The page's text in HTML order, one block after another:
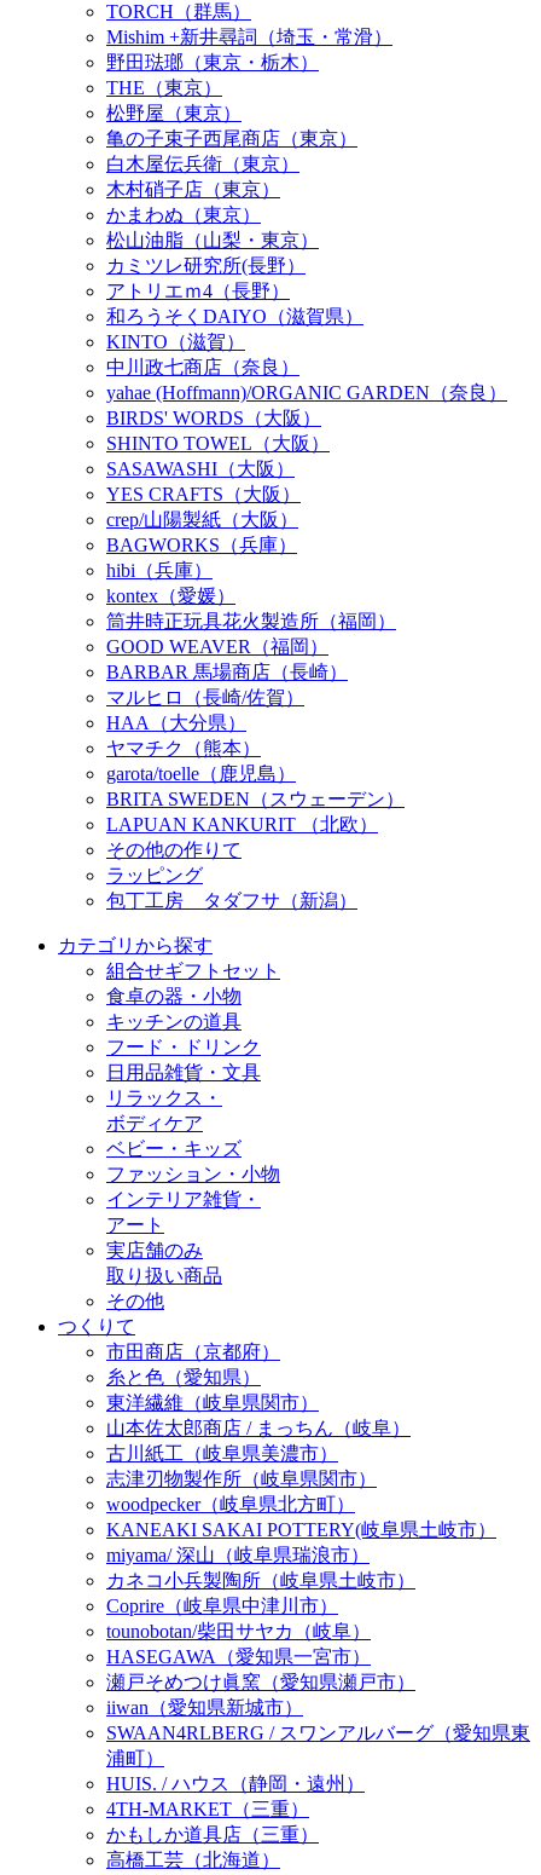
TORCH（群馬）
Mishim +新井尋詞（埼玉・常滑）
野田琺瑯（東京・栃木）
THE（東京）
松野屋（東京）
亀の子束子西尾商店（東京）
白木屋伝兵衛（東京）
木村硝子店（東京）
かまわぬ（東京）
松山油脂（山梨・東京）
カミツレ研究所(長野）
アトリエｍ4（長野）
和ろうそくDAIYO（滋賀県）
KINTO（滋賀）
中川政七商店（奈良）
yahae (Hoffmann)/ORGANIC GARDEN（奈良）
BIRDS' WORDS（大阪）
SHINTO TOWEL（大阪）
SASAWASHI（大阪）
YES CRAFTS（大阪）
crep/山陽製紙（大阪）
BAGWORKS（兵庫）
hibi（兵庫）
kontex（愛媛）
筒井時正玩具花火製造所（福岡）
GOOD WEAVER（福岡）
BARBAR 馬場商店（長崎）
マルヒロ（長崎/佐賀）
HAA（大分県）
ヤマチク（熊本）
garota/toelle（鹿児島）
BRITA SWEDEN（スウェーデン）
LAPUAN KANKURIT （北欧）
その他の作りて
ラッピング
包丁工房 タダフサ（新潟）
カテゴリから探す
組合せギフトセット
食卓の器・小物
キッチンの道具
フード・ドリンク
日用品雑貨・文具
リラックス・
ボディケア
ベビー・キッズ
ファッション・小物
インテリア雑貨・
アート
実店舗のみ
取り扱い商品
その他
つくりて
市田商店（京都府）
糸と色（愛知県）
東洋繊維（岐阜県関市）
山本佐太郎商店 / まっちん（岐阜）
古川紙工（岐阜県美濃市）
志津刃物製作所（岐阜県関市）
woodpecker（岐阜県北方町）
KANEAKI SAKAI POTTERY(岐阜県土岐市）
miyama/ 深山（岐阜県瑞浪市）
カネコ小兵製陶所（岐阜県土岐市）
Coprire（岐阜県中津川市）
tounobotan/柴田サヤカ（岐阜）
HASEGAWA（愛知県一宮市）
瀬戸そめつけ眞窯（愛知県瀬戸市）
iiwan（愛知県新城市）
SWAAN4RLBERG / スワンアルバーグ（愛知県東
浦町）
HUIS. / ハウス（静岡・遠州）
4TH-MARKET（三重）
かもしか道具店（三重）
高橋工芸（北海道）